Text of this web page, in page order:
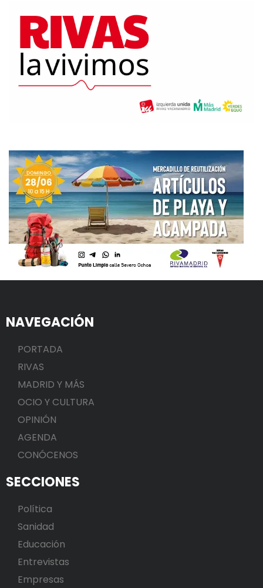
NAVEGACIÓN
PORTADA
RIVAS
MADRID Y MÁS
OCIO Y CULTURA
OPINIÓN
AGENDA
CONÓCENOS
SECCIONES
Política
Sanidad
Educación
Entrevistas
Empresas